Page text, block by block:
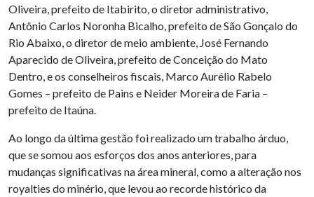
Oliveira, prefeito de Itabirito, o diretor administrativo,
Antônio Carlos Noronha Bicalho, prefeito de São Gonçalo do
Rio Abaixo, o diretor de meio ambiente, José Fernando
Aparecido de Oliveira, prefeito de Conceição do Mato
Dentro, e os conselheiros fiscais, Marco Aurélio Rabelo
Gomes – prefeito de Pains e Neider Moreira de Faria –
prefeito de Itaúna.
Ao longo da última gestão foi realizado um trabalho árduo,
que se somou aos esforços dos anos anteriores, para
mudanças significativas na área mineral, como a alteração nos
royalties do minério, que levou ao recorde histórico da